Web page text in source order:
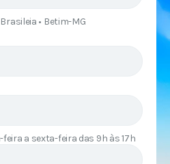
• Betim-MG
a sexta-feira das 9h às 17h